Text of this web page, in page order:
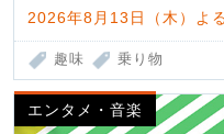
2026年8月13日（木）よ
趣味 乗り物
エンタメ・音楽